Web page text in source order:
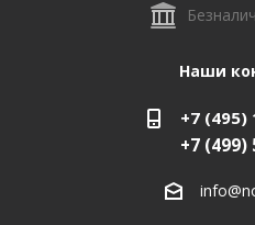
Наши
+7 (495)
+7 (499)